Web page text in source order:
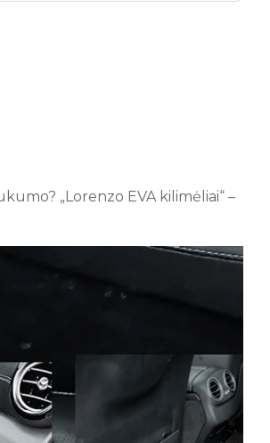
„Lorenzo EVA kilimėliai“ –